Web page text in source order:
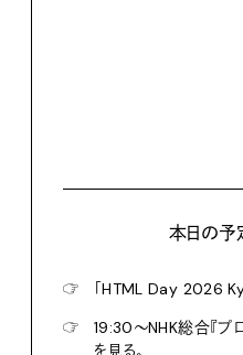
本日の予
☞
「HTML Day 2026
☞
19:30〜NHK総合『プ
を見る。